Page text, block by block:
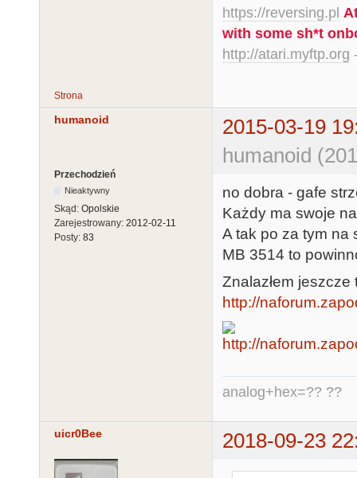
https://reversing.pl
with some sh*t
http://atari.myftp.org
Strona
humanoid
2015-03-19
humanoid
Przechodzień
Nieaktywny
Skąd: Opolskie
Zarejestrowany: 2012-02-11
Posty: 83
no dobra - gafe
Każdy ma swoje
A tak po za tym na
MB 3514 to
Znalazłem
http://
analog+hex=?? ??
uicr0Bee 2018-09-23